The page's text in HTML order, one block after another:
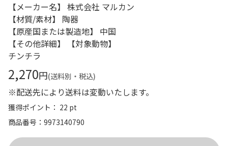
【メーカー名】 株式会社 マルカン
【材質/素材】 陶器
【原産国または製造地】 中国
【その他詳細】 【対象動物】
チンチラ
2,270円(送料別・税込)
※配送先により送料は変動いたします。
獲得ポイント： 22 pt
商品番号
9973140790